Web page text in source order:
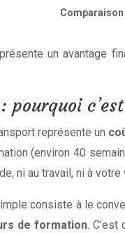
un avantage
représente un
(environ 40
ni au travail, ni à
consiste à le
de formation.